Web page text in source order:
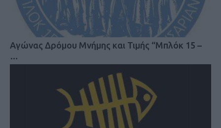
Αγώνας Δρόμου Μνήμης και Τιμής “Μπλόκ 15 –
…